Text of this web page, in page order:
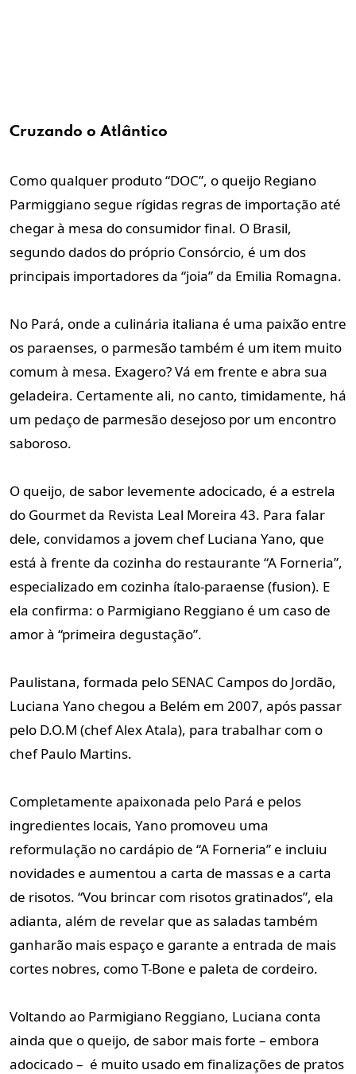
Cruzando o Atlântico
Como qualquer produto “DOC”, o queijo Regiano
Parmiggiano segue rígidas regras de importação até
chegar à mesa do consumidor final. O Brasil,
segundo dados do próprio Consórcio, é um dos
principais importadores da “joia” da Emilia Romagna.
No Pará, onde a culinária italiana é uma paixão entre
os paraenses, o parmesão também é um item muito
comum à mesa. Exagero? Vá em frente e abra sua
geladeira. Certamente ali, no canto, timidamente, há
um pedaço de parmesão desejoso por um encontro
saboroso.
O queijo, de sabor levemente adocicado, é a estrela
do Gourmet da Revista Leal Moreira 43. Para falar
dele, convidamos a jovem chef Luciana Yano, que
está à frente da cozinha do restaurante “A Forneria”,
especializado em cozinha ítalo-paraense (fusion). E
ela confirma: o Parmigiano Reggiano é um caso de
amor à “primeira degustação”.
Paulistana, formada pelo SENAC Campos do Jordão,
Luciana Yano chegou a Belém em 2007, após passar
pelo D.O.M (chef Alex Atala), para trabalhar com o
chef Paulo Martins.
Completamente apaixonada pelo Pará e pelos
ingredientes locais, Yano promoveu uma
reformulação no cardápio de “A Forneria” e incluiu
novidades e aumentou a carta de massas e a carta
de risotos. “Vou brincar com risotos gratinados”, ela
adianta, além de revelar que as saladas também
ganharão mais espaço e garante a entrada de mais
cortes nobres, como T-Bone e paleta de cordeiro.
Voltando ao Parmigiano Reggiano, Luciana conta
ainda que o queijo, de sabor mais forte – embora
adocicado – é muito usado em finalizações de pratos